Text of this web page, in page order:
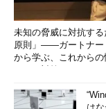
た認
とい
であ
今後
電子署名の作成と
未知の脅威に対抗す
原則」――ガートナー
から学ぶ、これからの